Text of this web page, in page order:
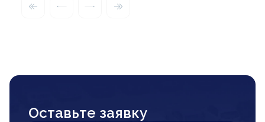
Оставьте заявку